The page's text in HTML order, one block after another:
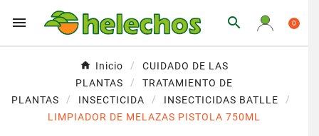
  0
Inicio
CUIDADO DE LAS
PLANTAS
TRATAMIENTO DE
PLANTAS
INSECTICIDA
INSECTICIDAS BATLLE
LIMPIADOR DE MELAZAS PISTOLA 750ML